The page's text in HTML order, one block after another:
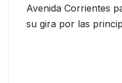
Avenida Corrientes
su gira por las